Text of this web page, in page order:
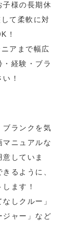
子様の長期休
て柔軟に対
！
アまで幅広
経験・ブラ
！
ブランクを気
ニュアルな
していま
るように、
ます！
しクルー」
ジャー」など